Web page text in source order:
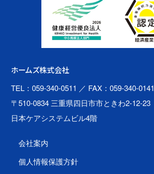
ホームズ株式会社
TEL：059-340-0511 ／ FAX：059-340-0141
〒510-0834 三重県四日市市ときわ2-12-23
日本ケアシステムビル4階
会社案内
個人情報保護方針